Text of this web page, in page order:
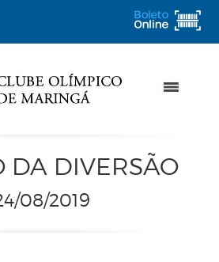
DA DIVERSÃO
08/2019